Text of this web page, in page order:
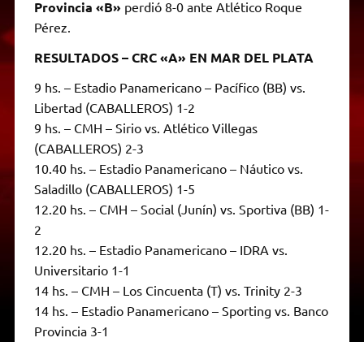
Provincia «B» perdió 8-0 ante Atlético Roque
Pérez.
RESULTADOS – CRC «A» EN MAR DEL PLATA
9 hs. – Estadio Panamericano – Pacífico (BB) vs.
Libertad (CABALLEROS) 1-2
9 hs. – CMH – Sirio vs. Atlético Villegas
(CABALLEROS) 2-3
10.40 hs. – Estadio Panamericano – Náutico vs.
Saladillo (CABALLEROS) 1-5
12.20 hs. – CMH – Social (Junín) vs. Sportiva (BB) 1-
2
12.20 hs. – Estadio Panamericano – IDRA vs.
Universitario 1-1
14 hs. – CMH – Los Cincuenta (T) vs. Trinity 2-3
14 hs. – Estadio Panamericano – Sporting vs. Banco
Provincia 3-1